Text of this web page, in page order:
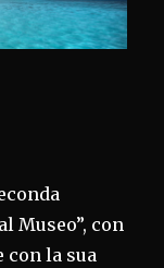
Museo”, con
con la sua